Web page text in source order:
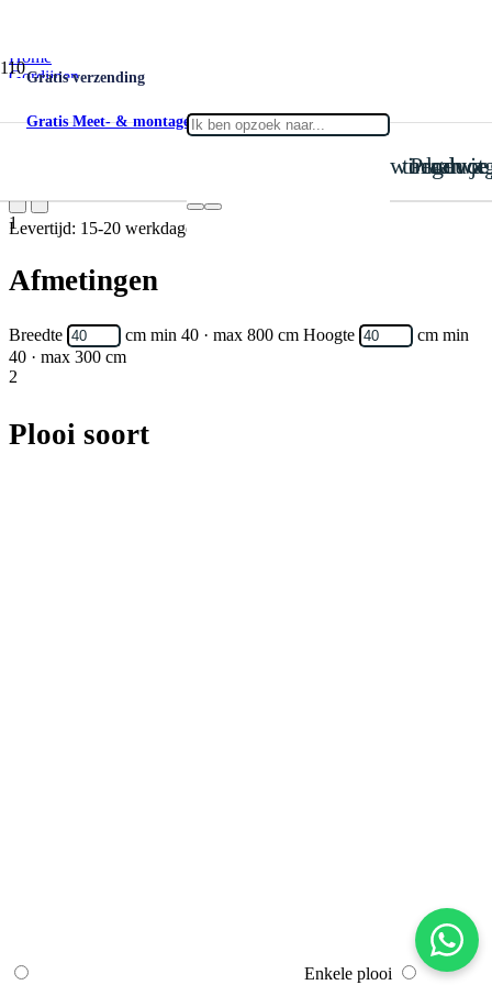
Gratis verzending
Gratis Meet- & montageservice
Product
is toegevoegd aan je
Home
Gordijnen
Inbetween Fawn 005
Levertijd: 15-20 werkdagen
1
Afmetingen
Breedte cm min 40 · max 800 cm Hoogte cm min
40 · max 300 cm
2
Plooi soort
Enkele plooi